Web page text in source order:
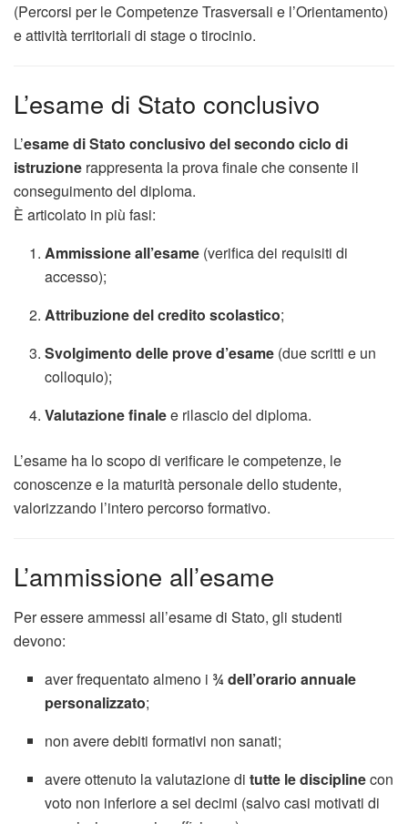
(Percorsi per le Competenze Trasversali e l’Orientamento)
e attività territoriali di stage o tirocinio.
L’esame di Stato conclusivo
L’esame di Stato conclusivo del secondo ciclo di
istruzione rappresenta la prova finale che consente il
conseguimento del diploma.
È articolato in più fasi:
Ammissione all’esame (verifica dei requisiti di
accesso);
Attribuzione del credito scolastico;
Svolgimento delle prove d’esame (due scritti e un
colloquio);
Valutazione finalee rilascio del diploma.
L’esame ha lo scopo di verificare le competenze, le
conoscenze e la maturità personale dello studente,
valorizzando l’intero percorso formativo.
L’ammissione all’esame
Per essere ammessi all’esame di Stato, gli studenti
devono:
aver frequentato almeno i ¾ dell’orario annuale
personalizzato;
non avere debiti formativi non sanati;
avere ottenuto la valutazione ditutte le disciplinecon
voto non inferiore a sei decimi (salvo casi motivati di